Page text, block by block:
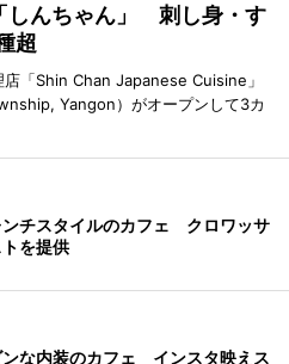
しんちゃん」 刺し身・す
超
「Shin Chan Japanese Cuisine」
Yangon）がオープンして3カ
ンチスタイルのカフェ クロワッサ
を提供
ンな内装のカフェ インスタ映えス